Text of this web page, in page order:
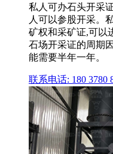
私人可办石头开采
人可以参股开采。
矿权和采矿证,可以
石场开采证的周期
能需要半年一年。
联系电话: 180 3780